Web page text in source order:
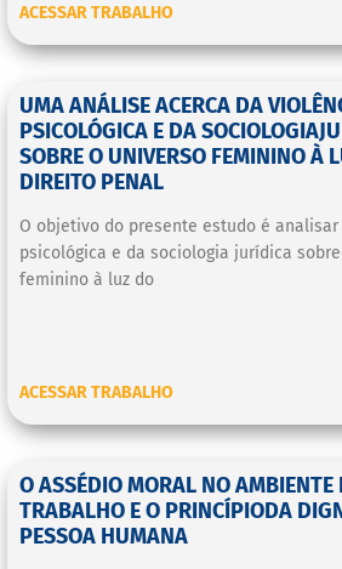
ACESSAR TRABALHO
UMA ANÁLISE ACERCA DA
PSICOLÓGICA E DA
SOBRE O UNIVERSO FEMININO À
DIREITO PENAL
O objetivo do presente estudo é
psicológica e da sociologia jurídica
feminino à luz do
ACESSAR TRABALHO
O ASSÉDIO MORAL NO AMBIENTE
TRABALHO E O PRINCÍPIODA
PESSOA HUMANA